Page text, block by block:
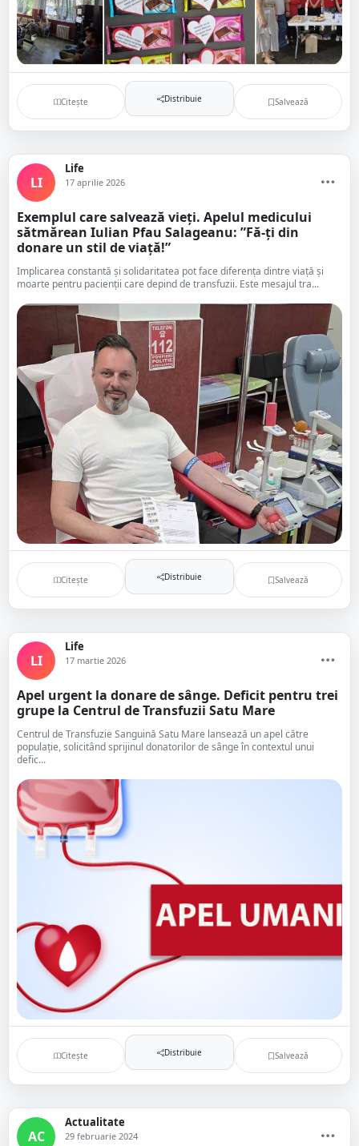
Citește Distribuie Salvează
LI
Life
17 aprilie 2026
Exemplul care salvează vieți. Apelul medicului
sătmărean Iulian Pfau Salageanu: ”Fă-ți din
donare un stil de viață!”
Implicarea constantă și solidaritatea pot face diferența dintre viață și
moarte pentru pacienții care depind de transfuzii. Este mesajul tra...
Citește Distribuie Salvează
LI
Life
17 martie 2026
Apel urgent la donare de sânge. Deficit pentru trei
grupe la Centrul de Transfuzii Satu Mare
Centrul de Transfuzie Sanguină Satu Mare lansează un apel către
populație, solicitând sprijinul donatorilor de sânge în contextul unui
defic...
Citește Distribuie Salvează
AC
Actualitate
29 februarie 2024